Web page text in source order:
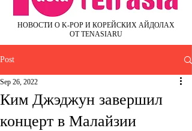
НОВОСТИ О K-POP И КОРЕЙСКИХ АЙДОЛАХ
ОТ TENASIARU
Post
Ким Джэджун завершил
концерт в Малайзии
Sep 26, 2022